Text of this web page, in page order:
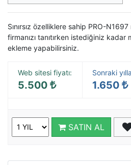
Sınırsız özelliklere sahip PRO-N1697
firmanızı tanıtırken istediğiniz
ekleme yapabilirsiniz.
Web sitesi fiyatı:
5.500
Sonraki
1.650
SATIN AL